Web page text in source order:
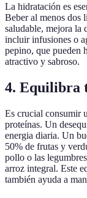
La hidratación es
Beber al menos dos
saludable, mejora la
incluir infusiones o
pepino, que pueden
atractivo y sabroso.
4. Equilibra
Es crucial consumir
proteínas. Un
energia diaria. Un
50% de frutas y
pollo o las
arroz integral. Este
también ayuda a